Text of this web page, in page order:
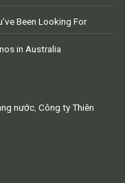
Been Looking For
in Australia
nước Công ty Thiên